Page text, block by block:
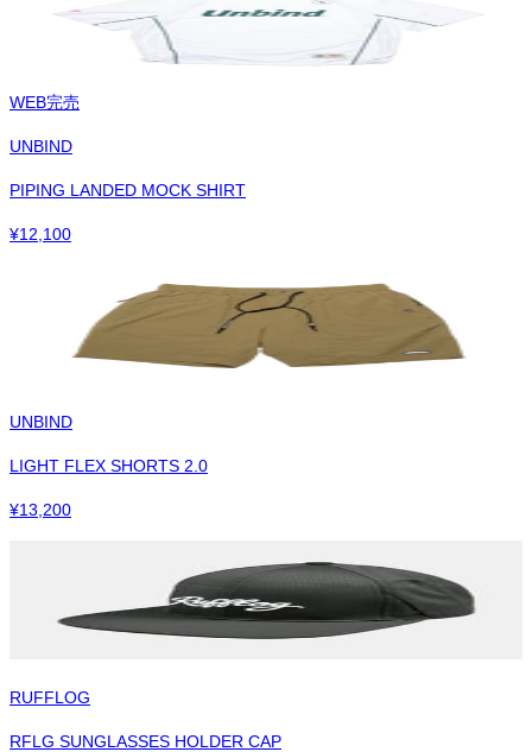
WEB完売
UNBIND
PIPING LANDED MOCK SHIRT
¥12,100
UNBIND
LIGHT FLEX SHORTS 2.0
¥13,200
RUFFLOG
RFLG SUNGLASSES HOLDER CAP